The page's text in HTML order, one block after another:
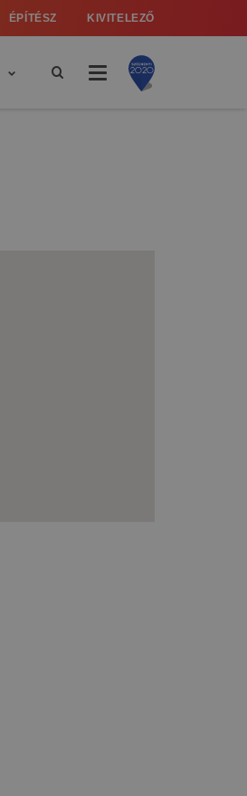
ÉPÍTÉSZ KIVITELEZŐ